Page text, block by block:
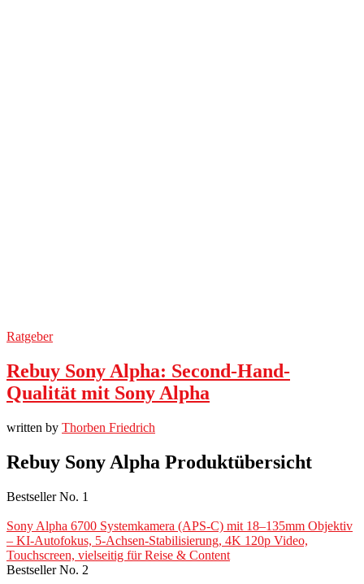
Ratgeber
Rebuy Sony Alpha: Second-Hand-
Qualität mit Sony Alpha
written by Thorben Friedrich
Rebuy Sony Alpha Produktübersicht
Bestseller No. 1
Sony Alpha 6700 Systemkamera (APS-C) mit 18–135mm Objektiv
– KI-Autofokus, 5-Achsen-Stabilisierung, 4K 120p Video,
Touchscreen, vielseitig für Reise & Content
Bestseller No. 2